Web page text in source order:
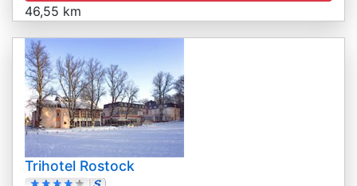
46,55 km
Trihotel Rostock